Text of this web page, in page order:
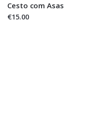
Cesto com Asas
€15.00